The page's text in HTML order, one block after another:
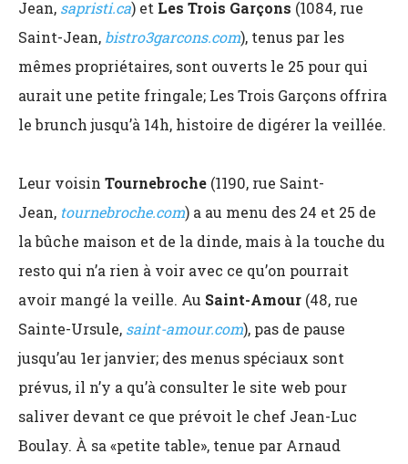
Jean, sapristi.ca) et Les Trois Garçons (1084, rue
Saint-Jean, bistro3garcons.com), tenus par les
mêmes propriétaires, sont ouverts le 25 pour qui
aurait une petite fringale; Les Trois Garçons offrira
le brunch jusqu’à 14h, histoire de digérer la veillée.
Leur voisin Tournebroche (1190, rue Saint-
Jean, tournebroche.com) a au menu des 24 et 25 de
la bûche maison et de la dinde, mais à la touche du
resto qui n’a rien à voir avec ce qu’on pourrait
avoir mangé la veille. Au Saint-Amour (48, rue
Sainte-Ursule, saint-amour.com), pas de pause
jusqu’au 1er janvier; des menus spéciaux sont
prévus, il n’y a qu’à consulter le site web pour
saliver devant ce que prévoit le chef Jean-Luc
Boulay. À sa «petite table», tenue par Arnaud